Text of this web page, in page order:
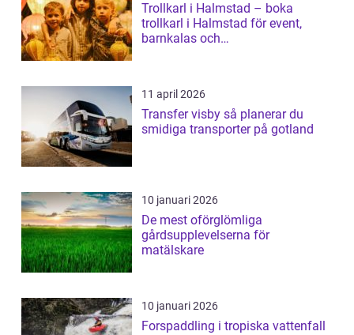
Trollkarl i Halmstad – boka
trollkarl i Halmstad för event,
barnkalas och
11 april 2026
Transfer visby så planerar du
smidiga transporter på gotland
10 januari 2026
De mest oförglömliga
gårdsupplevelserna för
matälskare
10 januari 2026
Forspaddling i tropiska vattenfall